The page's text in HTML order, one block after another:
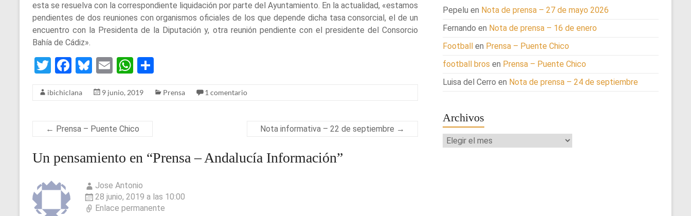
esta se resuelva con la correspondiente liquidación por parte del Ayuntamiento. En la actualidad, «estamos
pendientes de dos reuniones con organismos oficiales de los que depende dicha tasa consorcial, el de un
encuentro con la Presidenta de la Diputación y, otra reunión pendiente con el presidente del Consorcio
Bahía de Cádiz».
T
tt
F
ce
o
k
Bl
es
E
ail
W
at
A
p
ar
ibichiclana 9 junio, 2019 Prensa 1 comentario
← Prensa – Puente Chico Nota informativa – 22 de septiembre →
Un pensamiento en “Prensa – Andalucía Información”
Jose Antonio
28 junio, 2019 a las 10:00
Enlace permanente
Pepelu en Nota de prensa – 27 de mayo 2026
Fernando en Nota de prensa – 16 de enero
Football en Prensa – Puente Chico
football bros en Prensa – Puente Chico
Luisa del Cerro en Nota de prensa – 24 de septiembre
Archivos
Archivos